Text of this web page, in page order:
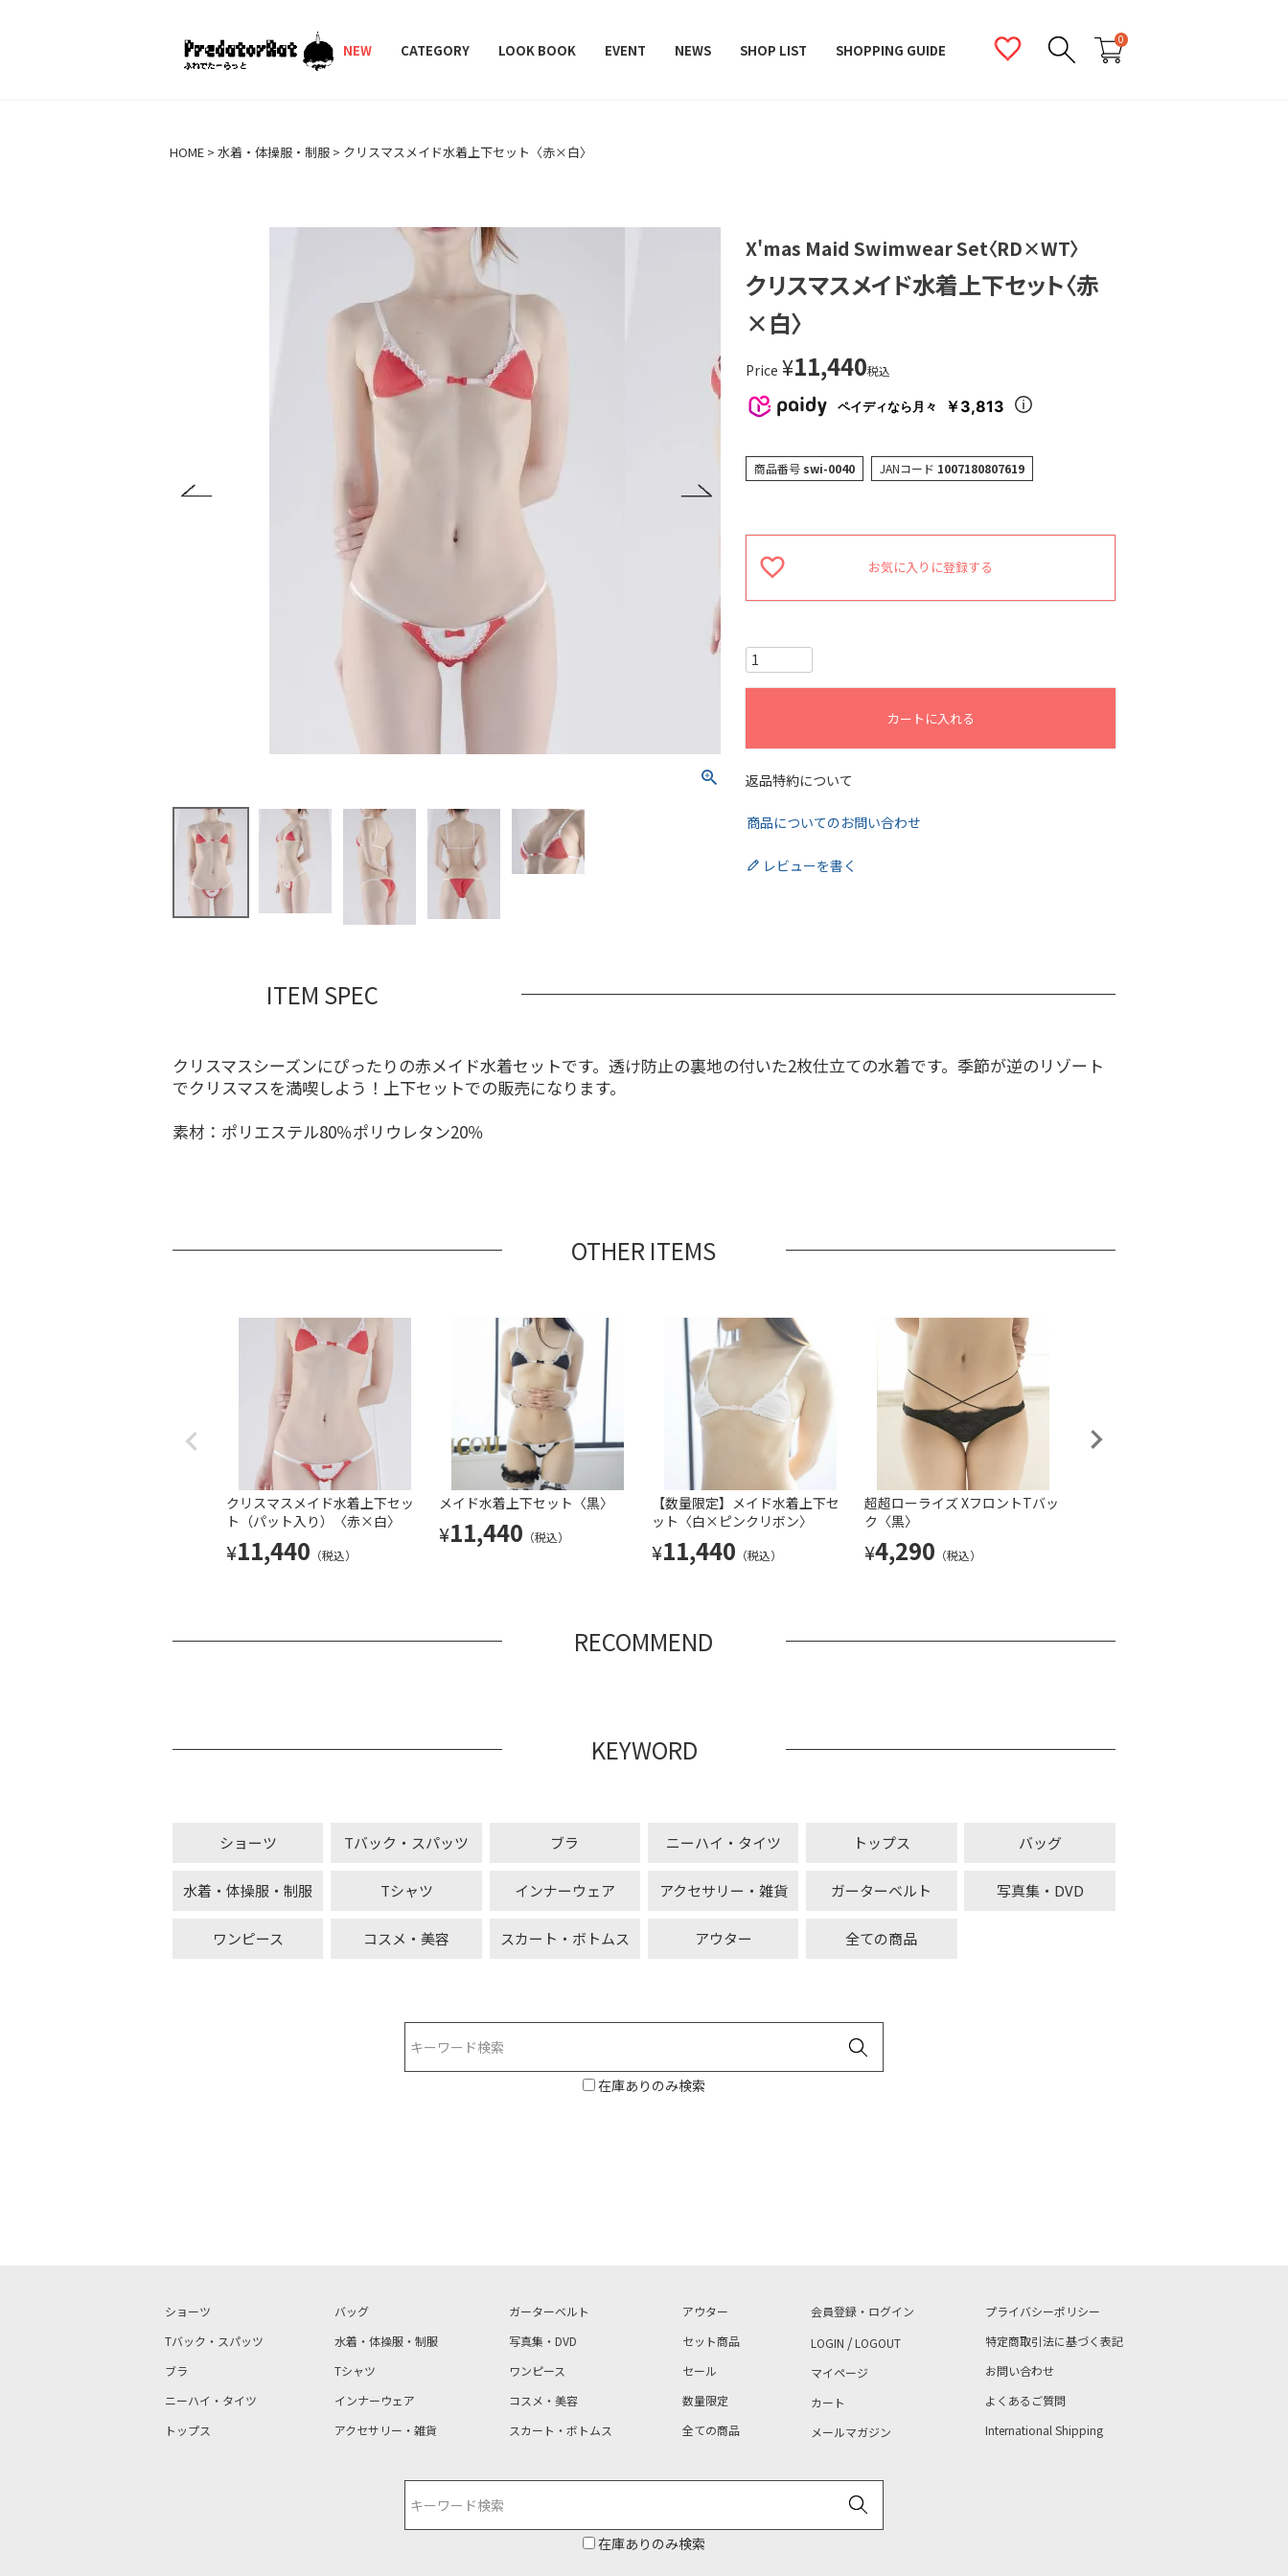
NEW CATEGORY LOOK BOOK EVENT NEWS SHOP LIST SHOPPING GUIDE
0
HOME 水着・体操服・制服 クリスマスメイド水着上下セット〈赤×白〉
X'mas Maid Swimwear Set〈RD×WT〉
クリスマスメイド水着上下セット〈赤
×白〉
Price ¥11,440税込
ペイディなら月々 ￥3,813
商品番号 swi-0040 JANコード 1007180807619
お気に入りに登録する
カートに入れる
返品特約について
商品についてのお問い合わせ
レビューを書く
ITEM SPEC
クリスマスシーズンにぴったりの赤メイド水着セットです。透け防止の裏地の付いた2枚仕立ての水着です。季節が逆のリゾート
でクリスマスを満喫しよう！上下セットでの販売になります。
素材：ポリエステル80％ポリウレタン20％
OTHER ITEMS
クリスマスメイド水着上下セッ
ト（パット入り）〈赤×白〉
¥11,440 （税込）
メイド水着上下セット〈黒〉
¥11,440 （税込）
【数量限定】メイド水着上下セ
ット〈白×ピンクリボン〉
¥11,440 （税込）
超超ローライズ XフロントTバッ
ク〈黒〉
¥4,290 （税込）
RECOMMEND
KEYWORD
ショーツ Tバック・スパッツ ブラ ニーハイ・タイツ トップス バッグ
水着・体操服・制服 Tシャツ インナーウェア アクセサリー・雑貨 ガーターベルト 写真集・DVD
ワンピース コスメ・美容 スカート・ボトムス アウター 全ての商品
在庫ありのみ検索
ショーツ
Tバック・スパッツ
ブラ
ニーハイ・タイツ
トップス
バッグ
水着・体操服・制服
Tシャツ
インナーウェア
アクセサリー・雑貨
ガーターベルト
写真集・DVD
ワンピース
コスメ・美容
スカート・ボトムス
アウター
セット商品
セール
数量限定
全ての商品
会員登録・ログイン
LOGIN /LOGOUT
マイページ
カート
メールマガジン
プライバシーポリシー
特定商取引法に基づく表記
お問い合わせ
よくあるご質問
International Shipping
在庫ありのみ検索